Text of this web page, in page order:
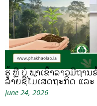
ຮູ້ ຫຼື ບໍ ພາເຂົ້າລາວມີຖາ
ລາຍຊື່ໄມ້ເສດຖະກິດ ແລະ
June 24, 2026